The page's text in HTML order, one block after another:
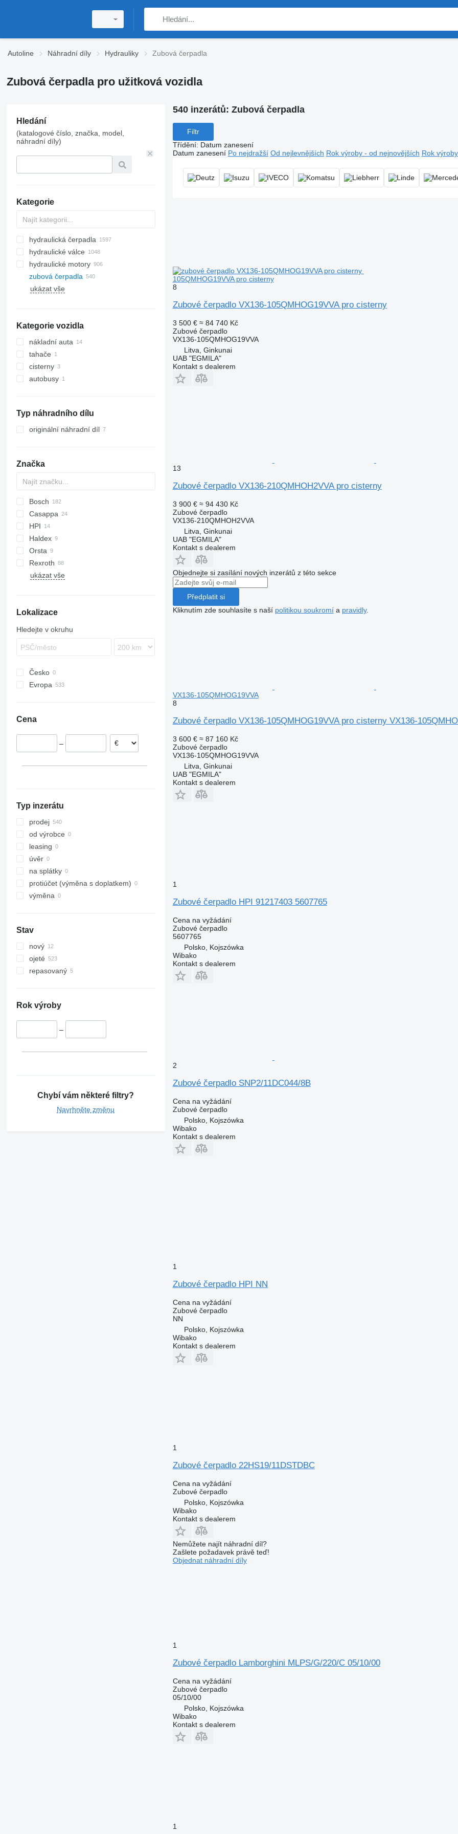
Autoline Náhradní díly Hydrauliky Zubová čerpadla
Zubová čerpadla pro užitková vozidla
Hledání
(katalogové číslo, značka, model,
náhradní díly)
Kategorie
hydraulická čerpadla
hydraulické válce
hydraulické motory
zubová čerpadla
ukázat vše
Kategorie vozidla
nákladní auta
tahače
cisterny
autobusy
Typ náhradního dílu
originální náhradní díl
Značka
Bosch
Casappa
HPI
Haldex
EuroCargo
WA
P-series
Citaro
Orsta
Midlum
Rexroth
ukázat vše
Lokalizace
Hledejte v okruhu
Česko
Evropa
Německo
Belgie
Cena
–
Typ inzerátu
prodej
od výrobce
leasing
úvěr
na splátky
protiúčet (výměna s doplatkem)
výměna
Stav
nový
ojeté
repasovaný
Rok výroby
–
Chybí vám některé filtry?
Navrhněte změnu
540 inzerátů: Zubová čerpadla
Filtr
Třídění: Datum zanesení
Datum zanesení Po nejdražší Od nejlevnějších Rok výroby - od nejnovějších Rok
105QMHOG19VVA pro cisterny
8
Zubové čerpadlo VX136-105QMHOG19VVA pro cisterny
3 500 € ≈ 84 740 Kč
Zubové čerpadlo
VX136-105QMHOG19VVA
Litva, Ginkunai
UAB "EGMILA"
Kontakt s dealerem
13
Zubové čerpadlo VX136-210QMHOH2VVA pro cisterny
3 900 € ≈ 94 430 Kč
Zubové čerpadlo
VX136-210QMHOH2VVA
Litva, Ginkunai
UAB "EGMILA"
Kontakt s dealerem
Objednejte si zasílání nových inzerátů z této sekce
Předplatit si
Kliknutím zde souhlasíte s naší politikou soukromía pravidly.
VX136-105QMHOG19VVA
8
Zubové čerpadlo VX136-105QMHOG19VVA pro cisterny VX136-
3 600 € ≈ 87 160 Kč
Zubové čerpadlo
VX136-105QMHOG19VVA
Litva, Ginkunai
UAB "EGMILA"
Kontakt s dealerem
1
Zubové čerpadlo HPI 91217403 5607765
Cena na vyžádání
Zubové čerpadlo
5607765
Polsko, Kojszówka
Wibako
Kontakt s dealerem
2
Zubové čerpadlo SNP2/11DC044/8B
Cena na vyžádání
Zubové čerpadlo
Polsko, Kojszówka
Wibako
Kontakt s dealerem
1
Zubové čerpadlo HPI NN
Cena na vyžádání
Zubové čerpadlo
NN
Polsko, Kojszówka
Wibako
Kontakt s dealerem
1
Zubové čerpadlo 22HS19/11DSTDBC
Cena na vyžádání
Zubové čerpadlo
Polsko, Kojszówka
Wibako
Kontakt s dealerem
Nemůžete najít náhradní díl?
Zašlete požadavek právě teď!
Objednat náhradní díly
1
Zubové čerpadlo Lamborghini MLPS/G/220/C 05/10/00
Cena na vyžádání
Zubové čerpadlo
05/10/00
Polsko, Kojszówka
Wibako
Kontakt s dealerem
1